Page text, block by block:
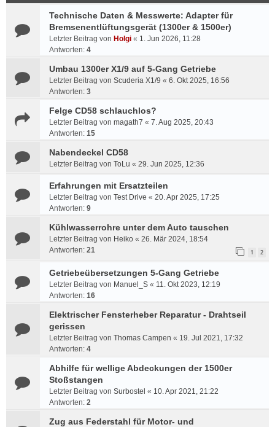
Technische Daten & Messwerte: Adapter für
Bremsenentlüftungsgerät (1300er & 1500er)
Letzter Beitrag von Holgi « 1. Jun 2026, 11:28
Antworten: 4
Umbau 1300er X1/9 auf 5-Gang Getriebe
Letzter Beitrag von Scuderia X1/9 « 6. Okt 2025, 16:56
Antworten: 3
Felge CD58 schlauchlos?
Letzter Beitrag von magath7 « 7. Aug 2025, 20:43
Antworten: 15
Nabendeckel CD58
Letzter Beitrag von ToLu « 29. Jun 2025, 12:36
Erfahrungen mit Ersatzteilen
Letzter Beitrag von Test Drive « 20. Apr 2025, 17:25
Antworten: 9
Kühlwasserrohre unter dem Auto tauschen
Letzter Beitrag von Heiko « 26. Mär 2024, 18:54
Antworten: 21 1 2
Getriebeübersetzungen 5-Gang Getriebe
Letzter Beitrag von Manuel_S « 11. Okt 2023, 12:19
Antworten: 16
Elektrischer Fensterheber Reparatur - Drahtseil
gerissen
Letzter Beitrag von Thomas Campen « 19. Jul 2021, 17:32
Antworten: 4
Abhilfe für wellige Abdeckungen der 1500er
Stoßstangen
Letzter Beitrag von Surbostel « 10. Apr 2021, 21:22
Antworten: 2
Zug aus Federstahl für Motor- und